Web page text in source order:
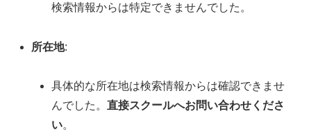
検索情報からは特定できませんでした。
所在地:
具体的な所在地は検索情報からは確認できませ
んでした。直接スクールへお問い合わせくださ
い。